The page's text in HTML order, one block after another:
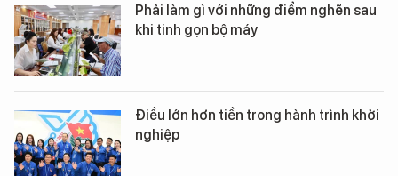
Phải làm gì với những điểm nghẽn sau
khi tinh gọn bộ máy
Điều lớn hơn tiền trong hành trình khởi
nghiệp